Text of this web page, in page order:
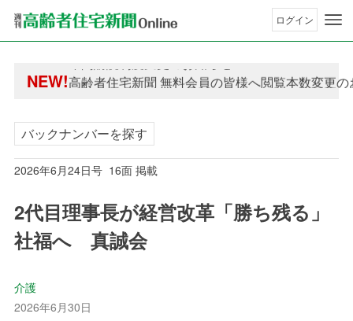
ログイン
NEW!高齢者住宅新聞 無料会員の皆様へ閲覧本数変更
高齢者住宅新聞 無料会員の皆様へ閲覧本数変更
バックナンバーを探す
2026年6月24日号 16面 掲載
2代目理事長が経営改革「勝ち残る」
社福へ 真誠会
介護
2026年6月30日